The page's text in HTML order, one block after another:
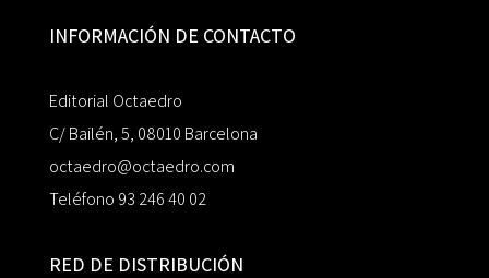
INFORMACIÓN DE CONTACTO
Editorial Octaedro
C/ Bailén, 5, 08010 Barcelona
octaedro@octaedro.com
Teléfono 93 246 40 02
RED DE DISTRIBUCIÓN